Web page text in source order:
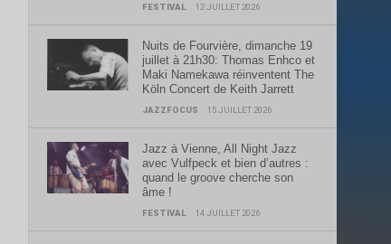
FESTIVAL 12 JUILLET 2026
Nuits de Fourvière, dimanche 19
juillet à 21h30: Thomas Enhco et
Maki Namekawa réinventent The
Köln Concert de Keith Jarrett
JAZZFOCUS 15 JUILLET 2026
Jazz à Vienne, All Night Jazz
avec Vulfpeck et bien d’autres :
quand le groove cherche son
âme !
FESTIVAL 14 JUILLET 2026